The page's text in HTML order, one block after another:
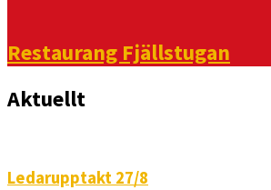
Restaurang Fjällstugan
Aktuellt
Ledarupptakt 27/8